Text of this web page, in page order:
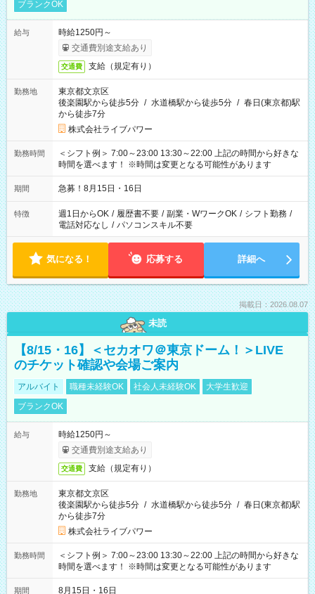
ブランクOK
給与
時給1250円～
交通費別途支給あり
交通費 支給（規定有り）
勤務地
東京都文京区
後楽園駅から徒歩5分 / 水道橋駅から徒歩5分 / 春日(東京都)駅
から徒歩7分
株式会社ライブパワー
勤務時間
＜シフト例＞ 7:00～23:00 13:30～22:00 上記の時間から好きな
時間を選べます！ ※時間は変更となる可能性があります
期間 急募！8月15日・16日
特徴 週1日からOK / 履歴書不要 / 副業・WワークOK / シフト勤務 /
電話対応なし / パソコンスキル不要
気になる！ 応募する 詳細へ
掲載日：2026.08.07
未読
【8/15・16】＜セカオワ＠東京ドーム！＞LIVE
のチケット確認や会場ご案内
アルバイト 職種未経験OK 社会人未経験OK
大学生歓迎
ブランクOK
給与
時給1250円～
交通費別途支給あり
交通費 支給（規定有り）
勤務地
東京都文京区
後楽園駅から徒歩5分 / 水道橋駅から徒歩5分 / 春日(東京都)駅
から徒歩7分
株式会社ライブパワー
勤務時間
＜シフト例＞ 7:00～23:00 13:30～22:00 上記の時間から好きな
時間を選べます！ ※時間は変更となる可能性があります
期間 8月15日・16日